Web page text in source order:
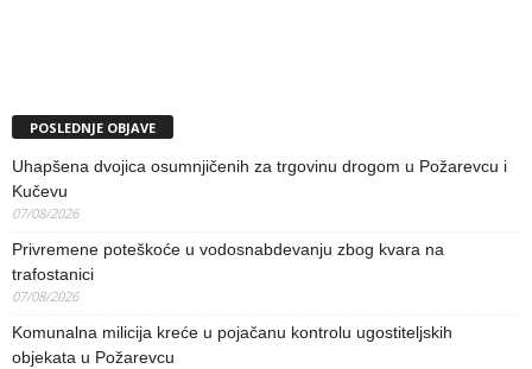
POSLEDNJE OBJAVE
Uhapšena dvojica osumnjičenih za trgovinu drogom u Požarevcu i
Kučevu
07/08/2026
Privremene poteškoće u vodosnabdevanju zbog kvara na
trafostanici
07/08/2026
Komunalna milicija kreće u pojačanu kontrolu ugostiteljskih
objekata u Požarevcu